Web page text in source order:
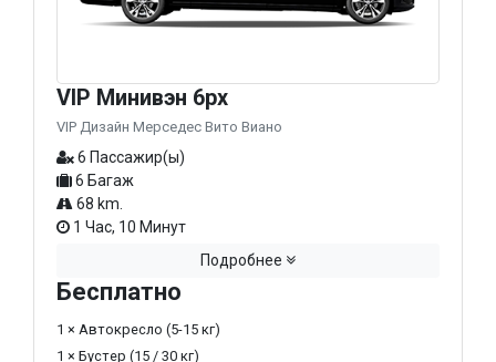
VIP Минивэн 6px
VIP Дизайн Мерседес Вито Виано
6 Пассажир(ы)
6 Багаж
68 km.
1 Час, 10 Минут
Подробнее
Бесплатно
1 × Автокресло (5-15 кг)
1 × Бустер (15 / 30 кг)